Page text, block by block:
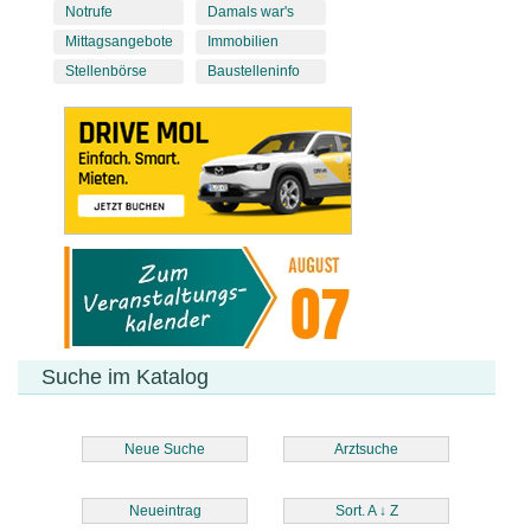
Notrufe
Mittagsangebote
Stellenbörse
Damals war's
Immobilien
Baustelleninfo
Suche im Katalog
Neue Suche Arztsuche
Neueintrag Sort. A ↓ Z